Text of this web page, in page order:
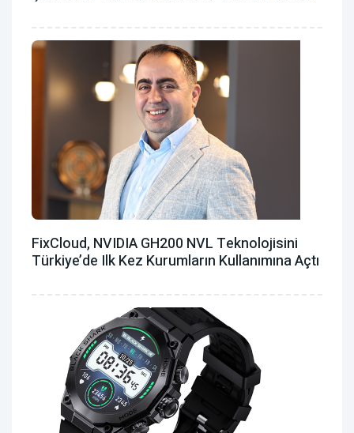
FixCloud, NVIDIA GH200 NVL Teknolojisini
Türkiye’de Ilk Kez Kurumların Kullanımına Açtı